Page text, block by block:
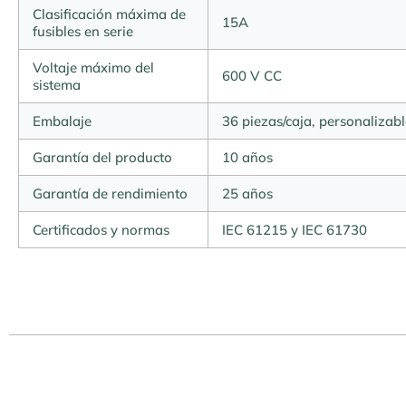
Clasificación máxima de
fusibles en serie
15A
Voltaje máximo del
sistema
600 V CC
Embalaje 36 piezas/caja,
Garantía del producto 10 años
Garantía de rendimiento 25 años
Certificados y normas IEC 61215 y IEC 61730